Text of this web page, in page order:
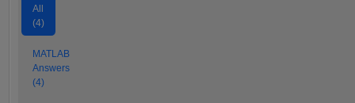
All
(4)
MATLAB
Answers
(4)